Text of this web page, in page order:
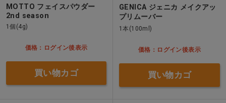
MOTTO フェイスパウダー
2nd season
1個(4g)
価格：ログイン後表示
買い物カゴ
GENICA ジェニカ メイクアッ
プリムーバー
1本(100ml)
価格：ログイン後表示
買い物カゴ